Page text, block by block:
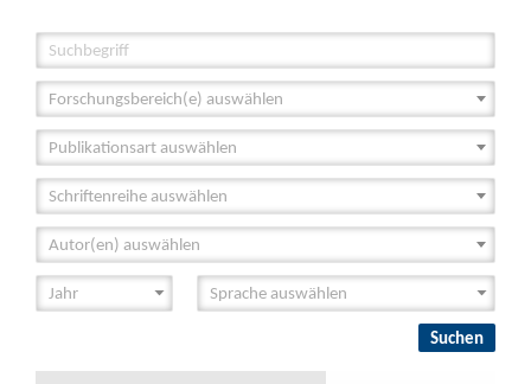
Forschungsbereich(e) auswählen
Publikationsart auswählen
Schriftenreihe auswählen
Autor(en) auswählen